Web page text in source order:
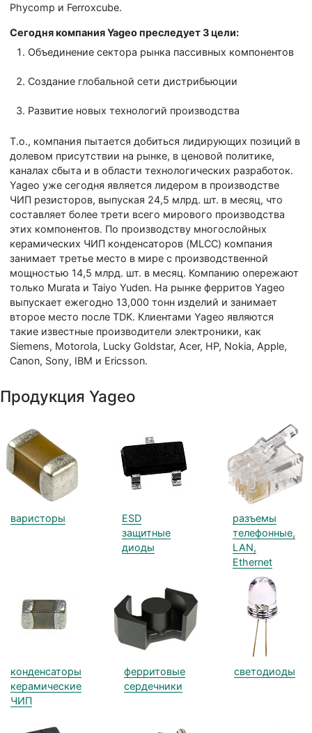
Phycomp и Ferroxcube.
Сегодня компания Yageo преследует 3 цели:
Объединение сектора рынка пассивных компонентов
Создание глобальной сети дистрибьюции
Развитие новых технологий производства
Т.о., компания пытается добиться лидирующих позиций в
долевом присутствии на рынке, в ценовой политике,
каналах сбыта и в области технологических разработок.
Yageo уже сегодня является лидером в производстве
ЧИП резисторов, выпуская 24,5 млрд. шт. в месяц, что
составляет более трети всего мирового производства
этих компонентов. По производству многослойных
керамических ЧИП конденсаторов (MLCC) компания
занимает третье место в мире с производственной
мощностью 14,5 млрд. шт. в месяц. Компанию опережают
только Murata и Taiyo Yuden. На рынке ферритов Yageo
выпускает ежегодно 13,000 тонн изделий и занимает
второе место после TDK. Клиентами Yageo являются
такие известные производители электроники, как
Siemens, Motorola, Lucky Goldstar, Acer, HP, Nokia, Apple,
Canon, Sony, IBM и Ericsson.
Продукция Yageo
варисторы
ESD
защитные
диоды
разъемы
телефонные,
LAN,
Ethernet
конденсаторы
керамические
ЧИП
ферритовые
сердечники
светодиоды